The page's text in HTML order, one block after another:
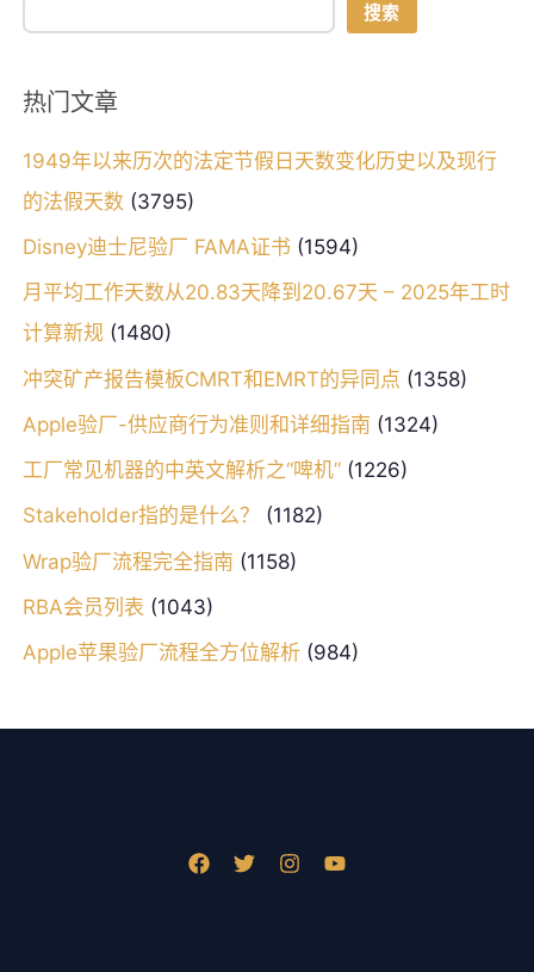
搜索
热门文章
1949年以来历次的法定节假日天数变化历史以及现行
的法假天数 (3795)
Disney迪士尼验厂 FAMA证书 (1594)
月平均工作天数从20.83天降到20.67天 – 2025年工时
计算新规(1480)
冲突矿产报告模板CMRT和EMRT的异同点 (1358)
Apple验厂-供应商行为准则和详细指南 (1324)
工厂常见机器的中英文解析之“啤机”(1226)
Stakeholder指的是什么？
(1182)
Wrap验厂流程完全指南 (1158)
RBA会员列表 (1043)
Apple苹果验厂流程全方位解析(984)